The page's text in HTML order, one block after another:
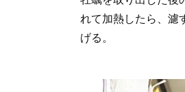
れて加熱したら、濾
げる。